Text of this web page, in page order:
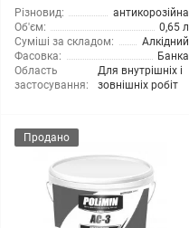
Різновид:
антикорозійна
Об'єм:
0,65 л
Суміші за складом:
Алкідний
Фасовка:
Банка
Область
застосування:
Для внутрішніх і
зовнішніх робіт
Продано